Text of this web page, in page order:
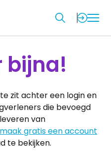
bijna!
zit achter een login en
die bevoegd
van
maak gratis een account
te bekijken.